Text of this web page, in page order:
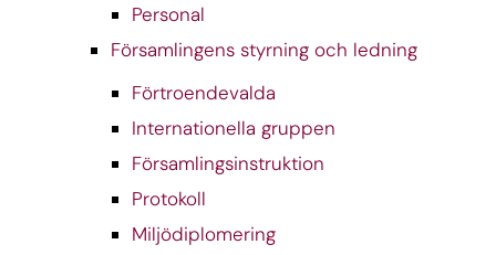
Personal
Församlingens styrning och ledning
Förtroendevalda
Internationella gruppen
Församlingsinstruktion
Protokoll
Miljödiplomering